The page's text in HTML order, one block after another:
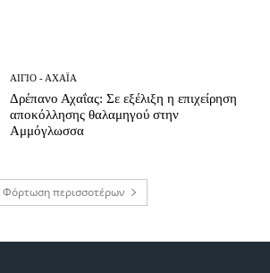
ΑΊΓΙΟ - ΑΧΑΪ́Α
Δρέπανο Αχαΐας: Σε εξέλιξη η επιχείρηση
αποκόλλησης θαλαμηγού στην
Αμμόγλωσσα
Φόρτωση περισσοτέρων